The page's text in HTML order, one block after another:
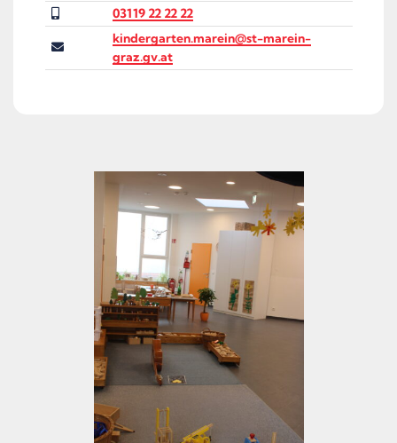
03119 22 22 22
kindergarten.marein@st-marein-
graz.gv.at